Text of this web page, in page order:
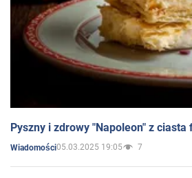
Pyszny i zdrowy "Napoleon" z
Wiadomości05.03.2025 19:05 7